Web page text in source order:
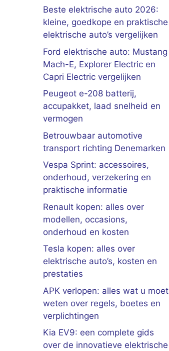
Beste elektrische auto 2026:
kleine, goedkope en praktische
elektrische auto’s vergelijken
Ford elektrische auto: Mustang
Mach-E, Explorer Electric en
Capri Electric vergelijken
Peugeot e-208 batterij,
accupakket, laad snelheid en
vermogen
Betrouwbaar automotive
transport richting Denemarken
Vespa Sprint: accessoires,
onderhoud, verzekering en
praktische informatie
Renault kopen: alles over
modellen, occasions,
onderhoud en kosten
Tesla kopen: alles over
elektrische auto’s, kosten en
prestaties
APK verlopen: alles wat u moet
weten over regels, boetes en
verplichtingen
Kia EV9: een complete gids
over de innovatieve elektrische